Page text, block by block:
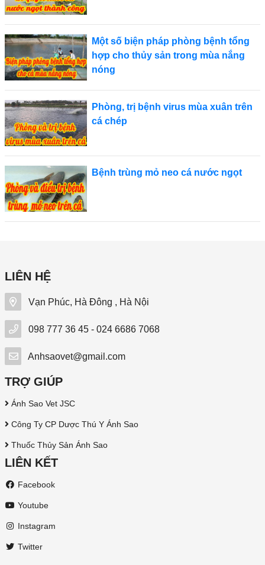
Một số biện pháp phòng bệnh tổng
hợp cho thủy sản trong mùa nắng
nóng
Phòng, trị bệnh virus mùa xuân trên
cá chép
Bệnh trùng mỏ neo cá nước ngọt
LIÊN HỆ
Vạn Phúc, Hà Đông , Hà Nội
098 777 36 45 - 024 6686 7068
Anhsaovet@gmail.com
TRỢ GIÚP
Ánh Sao Vet JSC
Công Ty CP Dược Thú Y Ánh Sao
Thuốc Thủy Sản Ánh Sao
LIÊN KẾT
Facebook
Youtube
Instagram
Twitter